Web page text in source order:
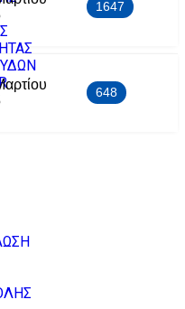
1647
648